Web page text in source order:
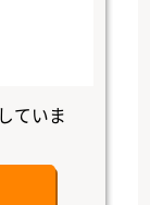
ていま